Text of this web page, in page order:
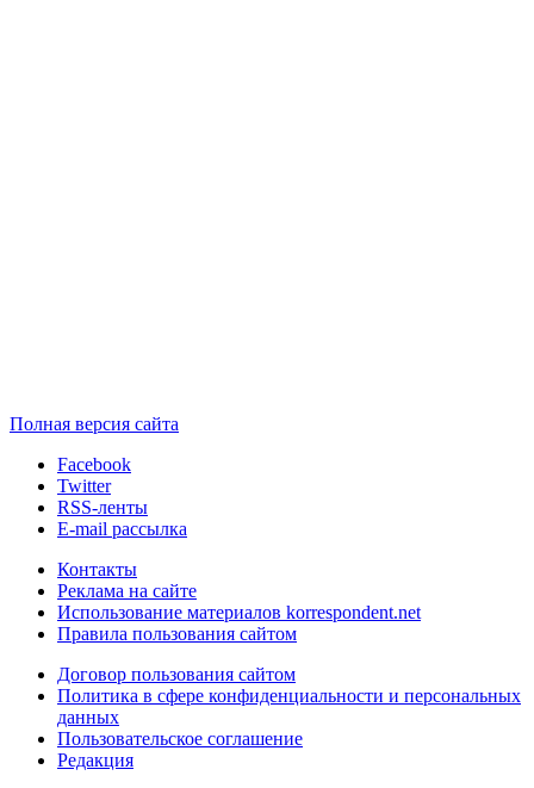
Полная версия сайта
Facebook
Twitter
RSS-ленты
E-mail рассылка
Контакты
Реклама на сайте
Использование материалов korrespondent.net
Правила пользования сайтом
Договор пользования сайтом
Политика в сфере конфиденциальности и персональных
данных
Пользовательское соглашение
Редакция